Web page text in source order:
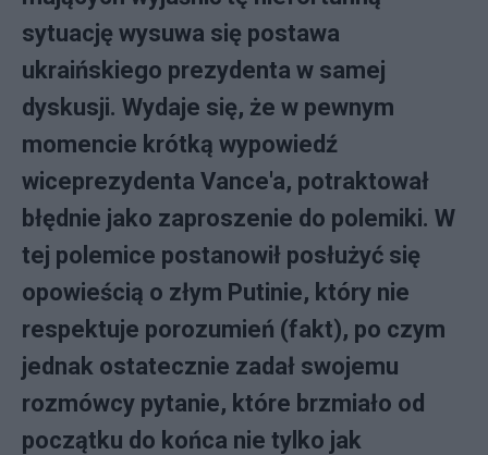
sytuację wysuwa się postawa
ukraińskiego prezydenta w samej
dyskusji. Wydaje się, że w pewnym
momencie krótką wypowiedź
wiceprezydenta Vance'a, potraktował
błędnie jako zaproszenie do polemiki. W
tej polemice postanowił posłużyć się
opowieścią o złym Putinie, który nie
respektuje porozumień (fakt), po czym
jednak ostatecznie zadał swojemu
rozmówcy pytanie, które brzmiało od
początku do końca nie tylko jak